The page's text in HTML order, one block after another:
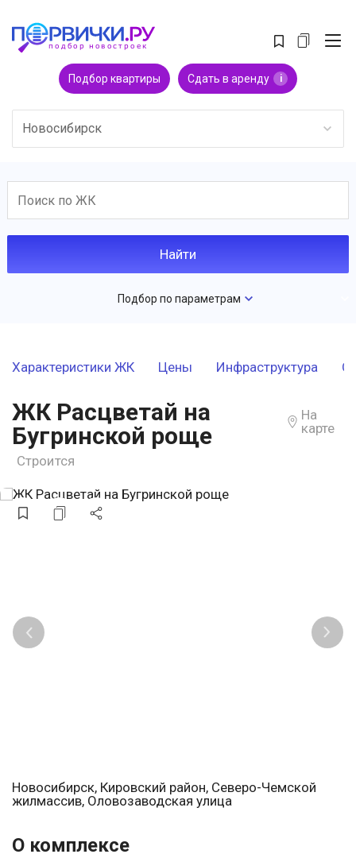
Подбор квартиры Сдать в аренду i
Новосибирск
Подбор по параметрам
Характеристики ЖК Цены Инфраструктура
ЖК Расцветай на
Бугринской роще
На
карте
Строится
Новосибирск, Кировский район, Северо-Чемской
жилмассив, Оловозаводская улица
О комплексе